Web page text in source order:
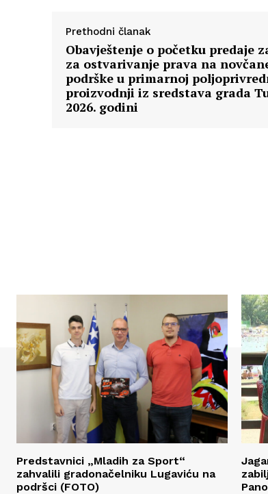
Prethodni članak
Obavještenje o početku predaje
za ostvarivanje prava na
podrške u primarnoj
proizvodnji iz sredstava grada
2026. godini
Predstavnici „Mladih za Sport“
zahvalili gradonačelniku Lugaviću na
podršci (FOTO)